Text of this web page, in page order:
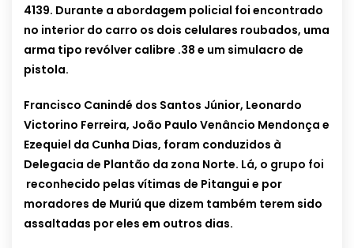
4139. Durante a abordagem policial foi encontrado
no interior do carro os dois celulares roubados, uma
arma tipo revólver calibre .38 e um simulacro de
pistola.
Francisco Canindé dos Santos Júnior, Leonardo
Victorino Ferreira, João Paulo Venâncio Mendonça e
Ezequiel da Cunha Dias, foram conduzidos à
Delegacia de Plantão da zona Norte. Lá, o grupo foi
reconhecido pelas vítimas de Pitangui e por
moradores de Muriú que dizem também terem sido
assaltadas por eles em outros dias.